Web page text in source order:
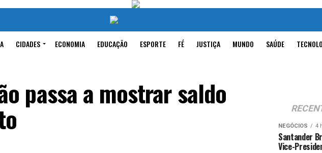
CIDADES ECONOMIA EDUCAÇÃO ESPORTE FÉ JUSTIÇA MUNDO SAÚDE
passa a mostrar saldo
NEGÓCIOS 4
Santander
Vice-